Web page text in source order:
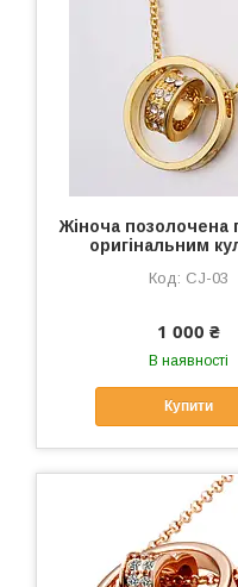
Жіноча позолочена
оригінальним
CJ-03
1 000 ₴
В наявності
Купити